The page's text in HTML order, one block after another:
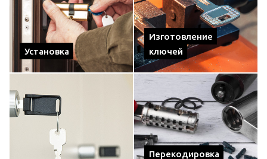
Установка
Изготовление
ключей
Перекодировка